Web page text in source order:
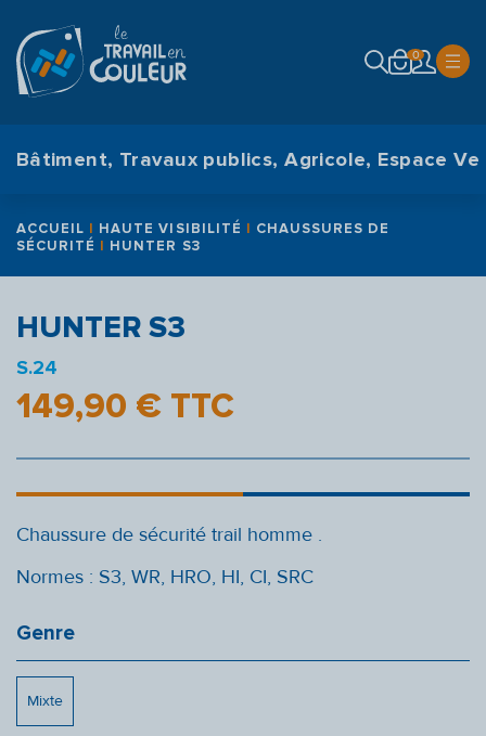
0
Bâtiment, Travaux publics, Agricole, Espace
ACCUEIL | HAUTE VISIBILITÉ | CHAUSSURES DE
SÉCURITÉ | HUNTER S3
HUNTER S3
S.24
149,90 € TTC
Chaussure de sécurité trail homme .
Normes : S3, WR, HRO, HI, CI, SRC
Genre
Mixte